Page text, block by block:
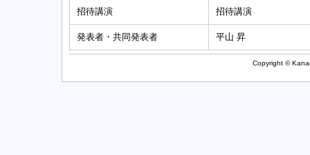
招待講演 招待講演
発表者・共同発表者 平山 昇
Copyright ©